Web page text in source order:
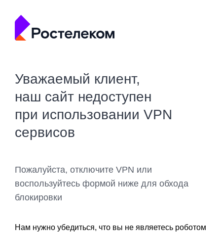
Уважаемый клиент,
наш сайт недоступен
при использовании VPN
сервисов
Пожалуйста, отключите VPN или
воспользуйтесь формой ниже для обхода
блокировки
Нам нужно убедиться, что вы не являетесь роботом